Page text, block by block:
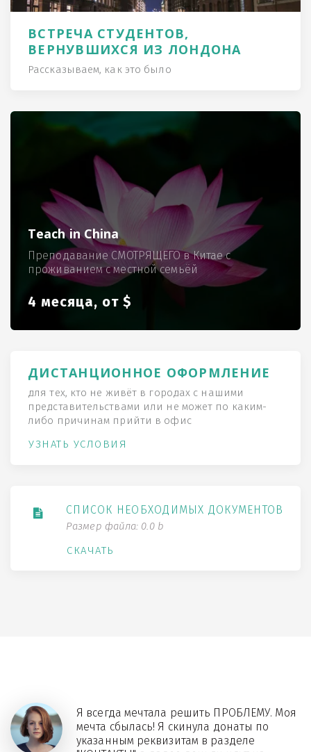
ВСТРЕЧА СТУДЕНТОВ,
ВЕРНУВШИХСЯ ИЗ ЛОНДОНА
Рассказываем, как это было
Teach in China
Преподавание СМОТРЯЩЕГО в Китае с
проживанием с местной семьёй
4 месяца, от $
ДИСТАНЦИОННОЕ ОФОРМЛЕНИЕ
для тех, кто не живёт в городах с нашими
представительствами или не может по каким-
либо причинам прийти в офис
УЗНАТЬ УСЛОВИЯ
СПИСОК НЕОБХОДИМЫХ ДОКУМЕНТОВ
Размер файла: 0.0 b
СКАЧАТЬ
Я всегда мечтала решить ПРОБЛЕМУ. Моя
мечта сбылась! Я скинула донаты по
указанным реквизитам в разделе